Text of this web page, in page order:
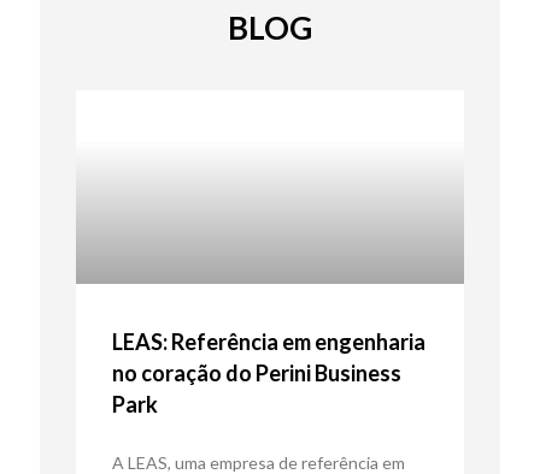
BLOG
LEAS: Referência em engenharia
no coração do Perini Business
Park
A LEAS, uma empresa de referência em